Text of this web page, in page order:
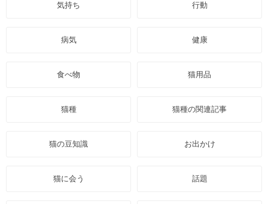
気持ち 行動
病気 健康
食べ物 猫用品
猫種 猫種の関連記事
猫の豆知識 お出かけ
猫に会う 話題